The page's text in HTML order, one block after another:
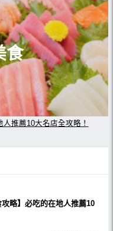
食
推薦10大名店全攻略！
攻略】必吃的在地人推薦10